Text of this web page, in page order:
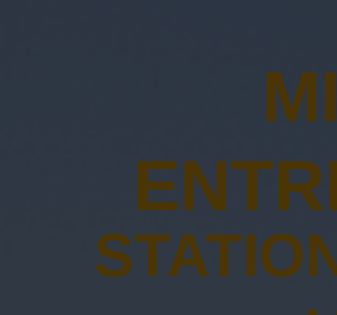
Sécuritaire -
Sécuritaire -